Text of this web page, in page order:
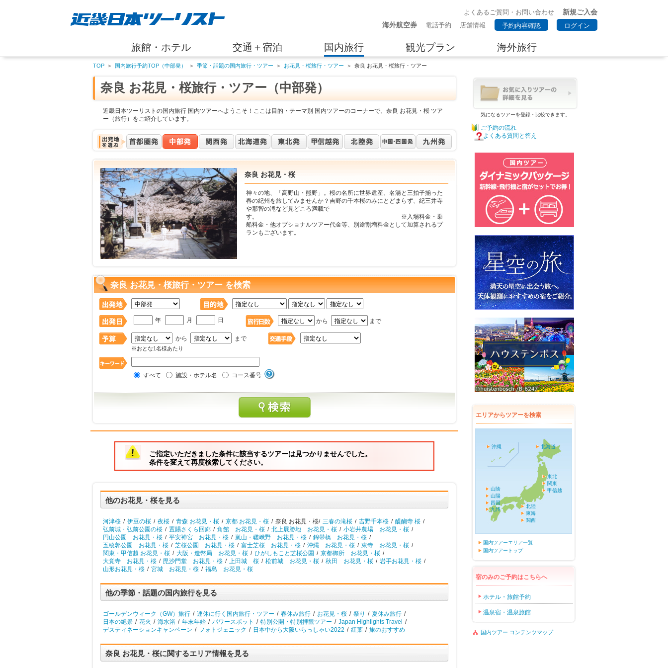
よくあるご質問・お問い合わせ
新規ご入会
海外航空券
電話予約 店舗情報 予約内容確認 ログイン
旅館・ホテル 交通＋宿泊 国内旅行 観光プラン 海外旅行
TOP ＞ 国内旅行予約TOP（中部発） ＞ 季節・話題の国内旅行・ツアー ＞ お花見・桜旅行・ツアー ＞ 奈良 お花見・桜旅行・ツアー
奈良 お花見・桜旅行・ツアー（中部発）
近畿日本ツーリストの国内旅行 国内ツアーへようこそ！ここは目的・テーマ別 国内ツアーのコーナーで、奈良 お花見・桜 ツア
ー（旅行）をご紹介しています。
奈良 お花見・桜
神々の地、「高野山・熊野」。桜の名所に世界遺産、名湯と三拍子揃った
春の紀州を旅してみませんか？吉野の千本桜のみにとどまらず、紀三井寺
や那智の滝など見どころ満載で
す。 ※入場料金・乗
船料金・他オプショナルツアー代金等、別途割増料金として加算されるプ
ランもございます。
奈良 お花見・桜旅行・ツアー を検索
年 月 日 から まで
から まで
※おとな1名様あたり
すべて 施設・ホテル名 コース番号
ご指定いただきました条件に該当するツアーは見つかりませんでした。
条件を変えて再度検索してください。
他のお花見・桜を見る
河津桜 / 伊豆の桜 / 夜桜 / 青森 お花見・桜 / 京都 お花見・桜 / 奈良 お花見・桜/ 三春の滝桜 / 吉野千本桜 / 醍醐寺 桜 /
弘前城・弘前公園の桜 / 置賜さくら回廊 / 角館 お花見・桜 / 北上展勝地 お花見・桜 / 小岩井農場 お花見・桜 /
円山公園 お花見・桜 / 平安神宮 お花見・桜 / 嵐山・嵯峨野 お花見・桜 / 錦帯橋 お花見・桜 /
五稜郭公園 お花見・桜 / 芝桜公園 お花見・桜 / 富士芝桜 お花見・桜 / 沖縄 お花見・桜 / 東寺 お花見・桜 /
関東・甲信越 お花見・桜 / 大阪・造幣局 お花見・桜 / ひがしもこと芝桜公園 / 京都御所 お花見・桜 /
大覚寺 お花見・桜 / 毘沙門堂 お花見・桜 / 上田城 桜 / 松前城 お花見・桜 / 秋田 お花見・桜 / 岩手お花見・桜 /
山形お花見・桜 / 宮城 お花見・桜 / 福島 お花見・桜
他の季節・話題の国内旅行を見る
ゴールデンウィーク（GW）旅行 / 連休に行く国内旅行・ツアー / 春休み旅行 / お花見・桜 / 祭り / 夏休み旅行 /
日本の絶景 / 花火 / 海水浴 / 年末年始 / パワースポット / 特別公開・特別拝観ツアー / Japan Highlights Travel
/
デスティネーションキャンペーン / フォトジェニック / 日本中から大阪いらっしゃい2022 / 紅葉 / 旅のおすすめ
奈良 お花見・桜に関するエリア情報を見る
気になるツアーを登録・比較できます。
ご予約の流れ
よくある質問と答え
エリアからツアーを検索
北海道
東北
関東
甲信越
北陸
東海
関西
山陰
山陽
四国
九州
沖縄
国内ツアーエリア一覧
国内ツアートップ
宿のみのご予約はこちらへ
ホテル・旅館予約
温泉宿・温泉旅館
国内ツアー コンテンツマップ